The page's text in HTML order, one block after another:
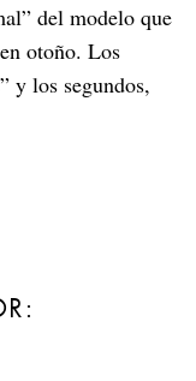
del modelo que
otoño. Los
y los segundos,